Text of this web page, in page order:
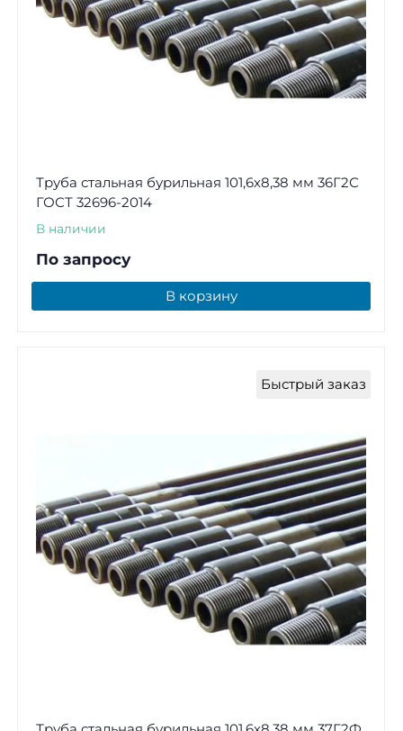
Труба стальная бурильная 101,6х8,38 мм 36Г2С
ГОСТ 32696-2014
В наличии
По запросу
В корзину
Быстрый заказ